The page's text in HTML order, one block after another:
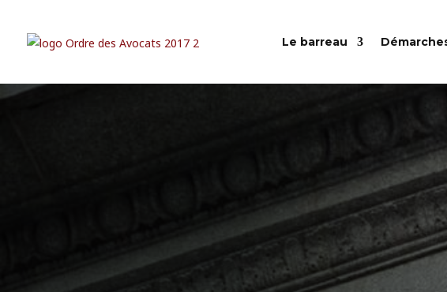
Le barreau